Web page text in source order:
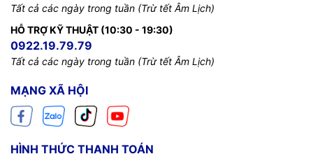
Tất cả các ngày trong tuần (Trừ tết Âm Lịch)
HỖ TRỢ KỸ THUẬT (10:30 - 19:30)
0922.19.79.79
Tất cả các ngày trong tuần (Trừ tết Âm Lịch)
MẠNG XÃ HỘI
HÌNH THỨC THANH TOÁN